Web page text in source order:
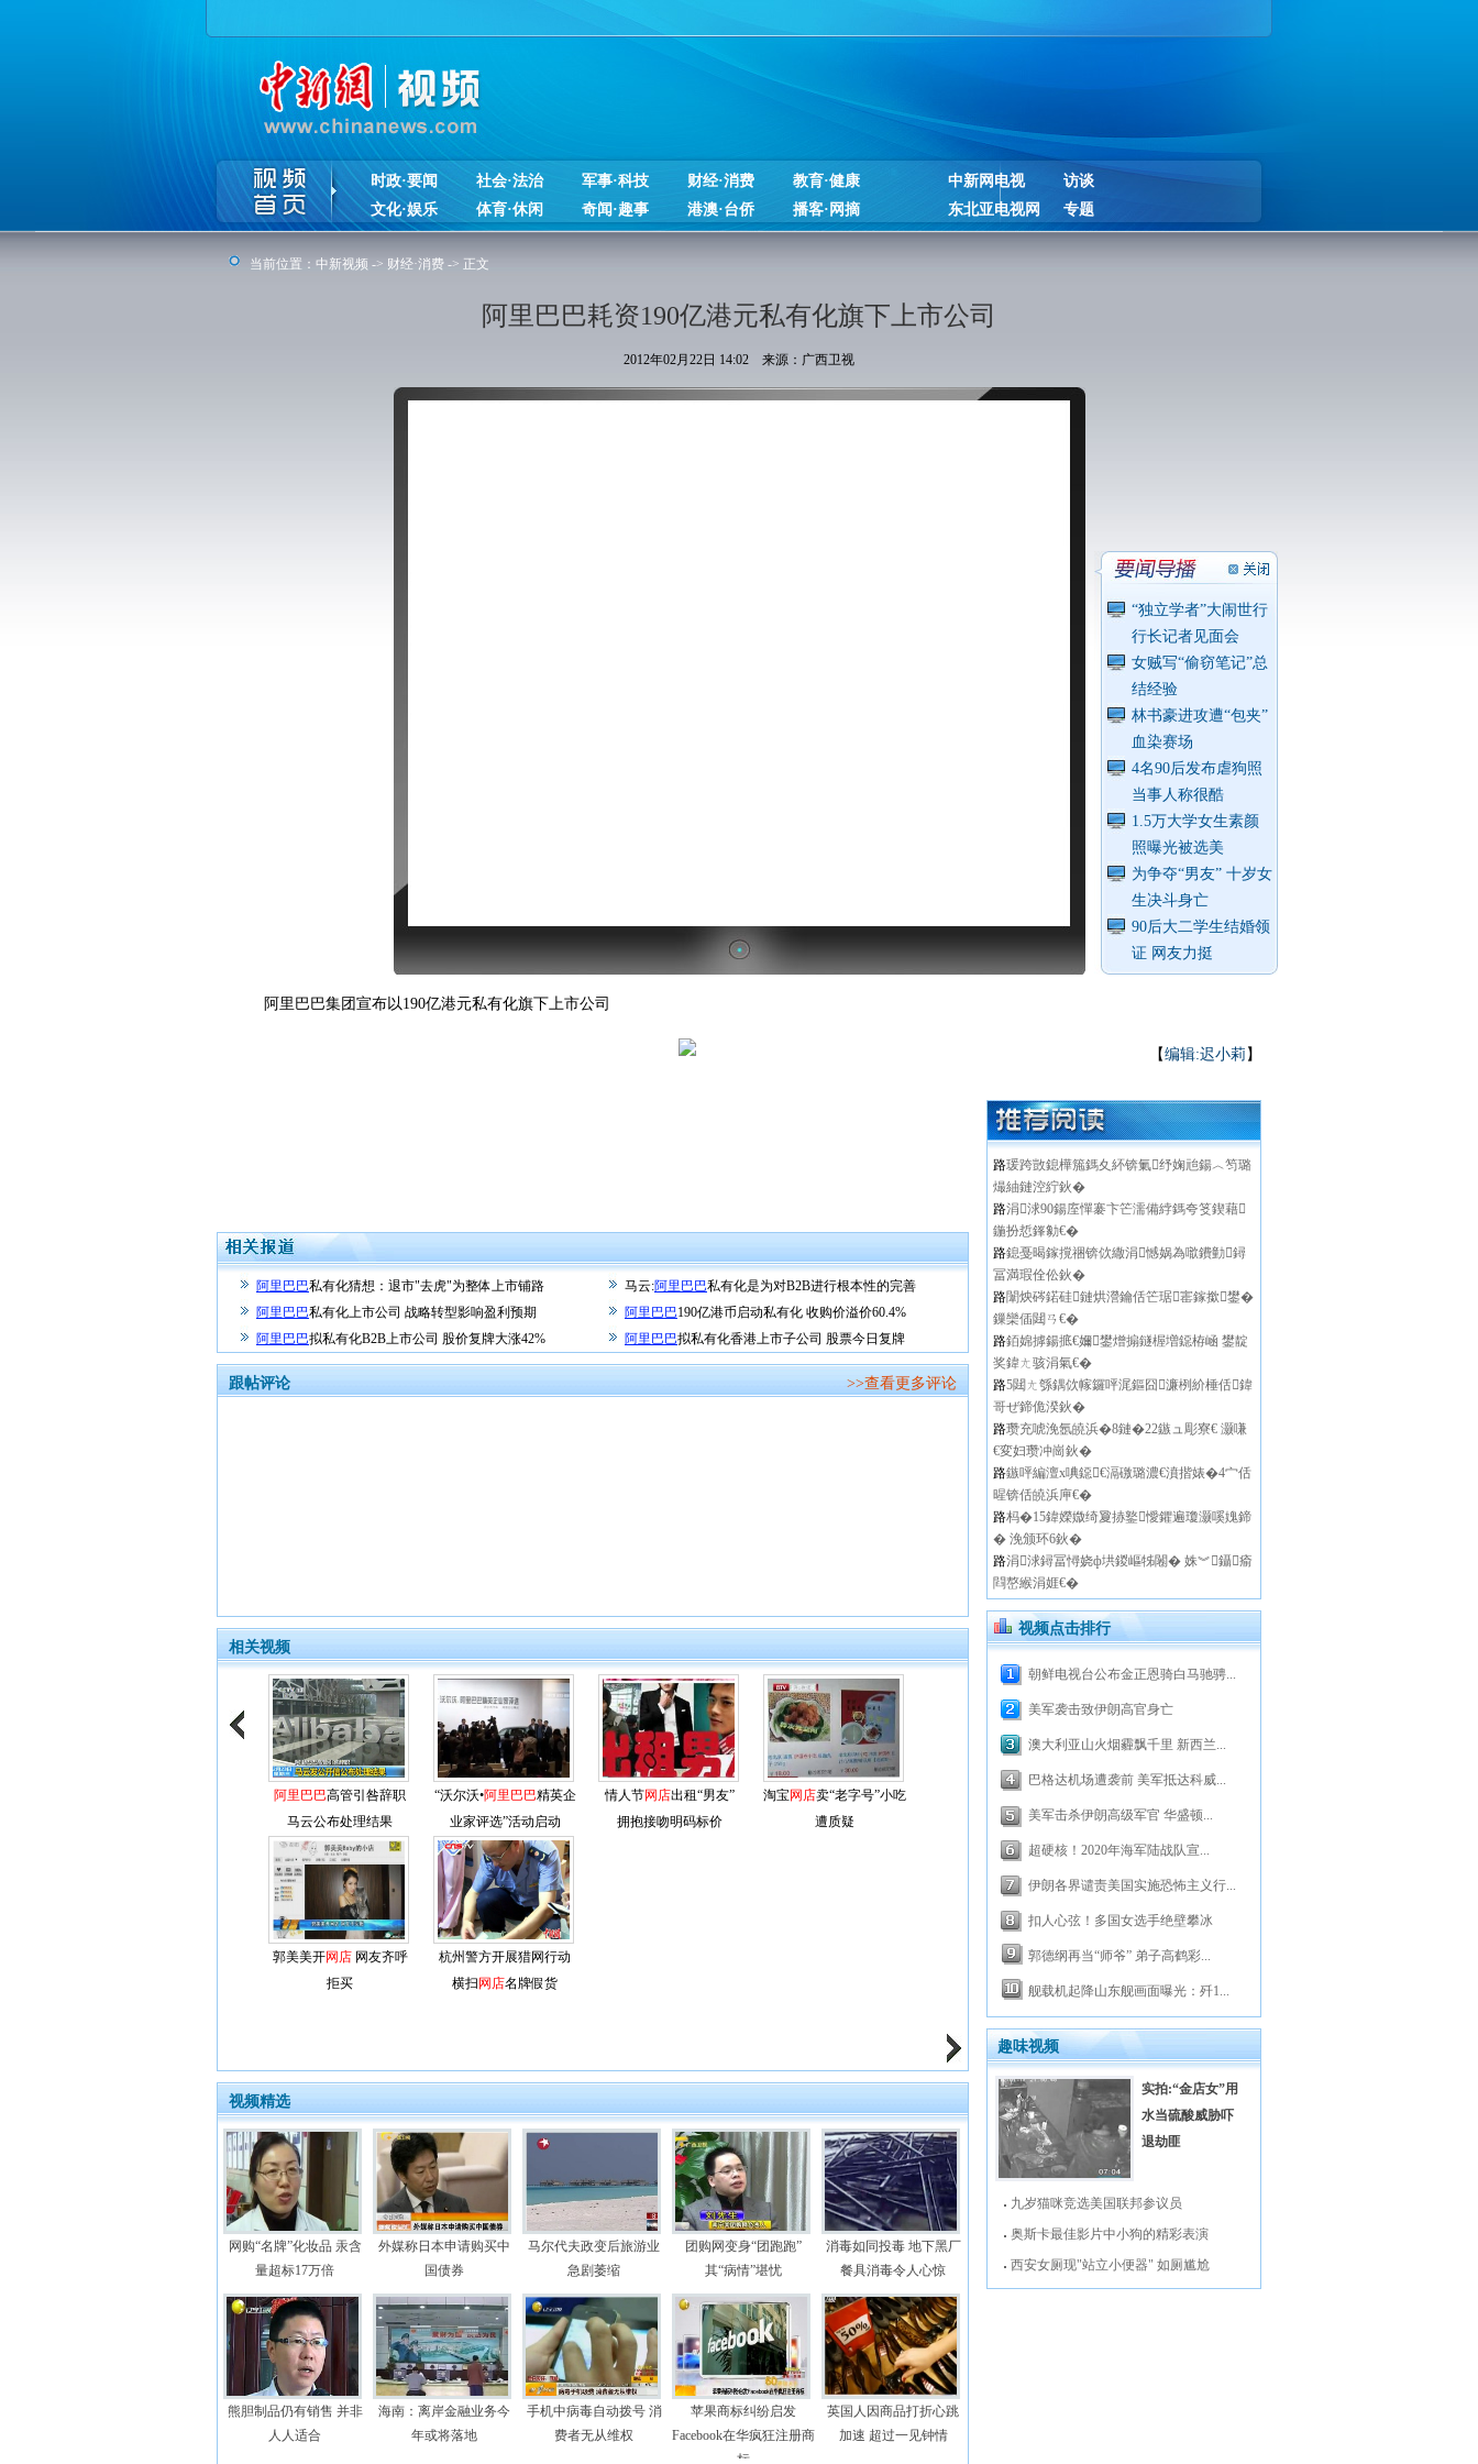
时政·要闻 社会·法治 军事·科技 财经·消费
教育·健康
文化·娱乐
体育·休闲 奇闻·趣事 港澳·台侨 播客·网摘
中新网电视
访谈
东北亚电视网
专题
当前位置： 中新视频 -> 财经·消费 -> 正文
阿里巴巴耗资190亿港元私有化旗下上市公司
2012年02月22日 14:02 来源：广西卫视
“独立学者”大闹世行
行长记者见面会
女贼写“偷窃笔记”总
结经验
林书豪进攻遭“包夹”
血染赛场
4名90后发布虐狗照
当事人称很酷
1.5万大学女生素颜
照曝光被选美
为争夺“男友” 十岁女
生决斗身亡
90后大二学生结婚领
证 网友力挺
阿里巴巴集团宣布以190亿港元私有化旗下上市公司
【编辑:迟小莉 】
阿里巴巴私有化猜想：退市"去虎"为整体上市铺路 马云:阿里巴巴私有化是为对B2B进行根本性的完善
阿里巴巴私有化上市公司 战略转型影响盈利预期 阿里巴巴190亿港币启动私有化 收购价溢价60.4%
阿里巴巴拟私有化B2B上市公司 股价复牌大涨42% 阿里巴巴拟私有化香港上市子公司 股票今日复牌
跟帖评论 >>查看更多评论
相关视频
阿里巴巴高管引咎辞职
马云公布处理结果
“沃尔沃•阿里巴巴精英企
业家评选”活动启动
情人节网店出租“男友”
拥抱接吻明码标价
淘宝 网店卖“老字号”小吃
遭质疑
郭美美开网店网友齐呼
拒买
杭州警方开展猎网行动
横扫 网店名牌假货
视频精选
网购“名牌”化妆品 汞含
量超标17万倍
外媒称日本申请购买中
国债券
马尔代夫政变后旅游业
急剧萎缩
团购网变身“团跑跑”
其“病情”堪忧
消毒如同投毒 地下黑厂
餐具消毒令人心惊
熊胆制品仍有销售 并非
人人适合
海南：离岸金融业务今
年或将落地
手机中病毒自动拨号 消
费者无从维权
苹果商标纠纷启发
Facebook在华疯狂注册商
标
英国人因商品打折心跳
加速 超过一见钟情
路瑗跨敳鎴樺箷鎷夊紑锛氭纾婅兘鍚︿笉璐
熶紬鏈涳紵鈥�
路涓浗90鍚庢憚褰卞笀濡備綍鎷夸笅鍥藉
鍦扮悊鎽勨€�
路鎴戞暍鎵撹祵锛佽繖涓憾娲為噷鐨勭鐞
冨満瑕佺伀鈥�
路闈炴硶鍩硅鏈烘瀯鑰佸笀琚寚鎵撳鐢�
鏁欒偛閮ㄢ€�
路銆婂摢鍚掋€嬭鐢熷搧鐩楃増鐚栫崡 鐢靛
奖鍏ㄤ骇涓氣€�
路5閮ㄤ綔鍝佽幏鑼呯浘鏂囧濂栵紒棰佸鍏
哥ぜ鍗佹湀鈥�
路瓒充唬浼氬皢浜�8鏈�22鏃ュ彫寮€ 灏嗛
€変妇瓒冲崗鈥�
路鏃呯編澶х唺鐚€滆礉璐濃€濆揩婊�4宀佸
暒锛佸皢浜庘€�
路杩�15鍏嬫媺绮夐捇鐜懓鑺遍瓊灏嗘媿鍗
� 浼颁环6鈥�
路涓浗鐞冨憳娆ф垬鍐嶇牬闂� 姝︾鑷瘉
閰嶅緱涓娾€�
视频点击排行
朝鲜电视台公布金正恩骑白马驰骋...
美军袭击致伊朗高官身亡
澳大利亚山火烟霾飘千里 新西兰...
巴格达机场遭袭前 美军抵达科威...
美军击杀伊朗高级军官 华盛顿...
超硬核！2020年海军陆战队宣...
伊朗各界谴责美国实施恐怖主义行...
扣人心弦！多国女选手绝壁攀冰
郭德纲再当“师爷” 弟子高鹤彩...
舰载机起降山东舰画面曝光：歼1...
趣味视频
实拍:“金店女”用
水当硫酸威胁吓
退劫匪
九岁猫咪竞选美国联邦参议员
奥斯卡最佳影片中小狗的精彩表演
西安女厕现"站立小便器" 如厕尴尬